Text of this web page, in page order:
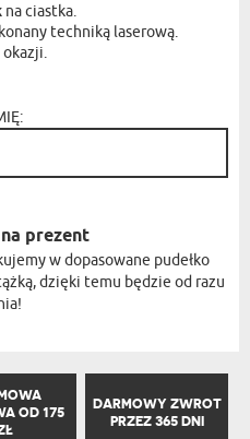
na ciastka.
techniką laserową.
prezent
w dopasowane pudełko
dzięki temu będzie od razu
OD 175
DARMOWY ZWROT
PRZEZ 365 DNI